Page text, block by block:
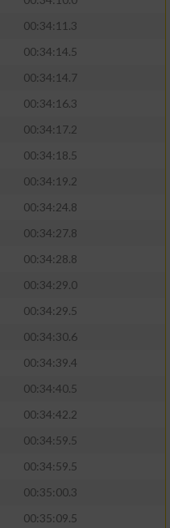
00:34:11.3
00:34:14.5
00:34:14.7
00:34:16.3
00:34:17.2
00:34:18.5
00:34:19.2
00:34:24.8
00:34:27.8
00:34:28.8
00:34:29.0
00:34:29.5
00:34:30.6
00:34:39.4
00:34:40.5
00:34:42.2
00:34:59.5
00:34:59.5
00:35:00.3
00:35:09.5